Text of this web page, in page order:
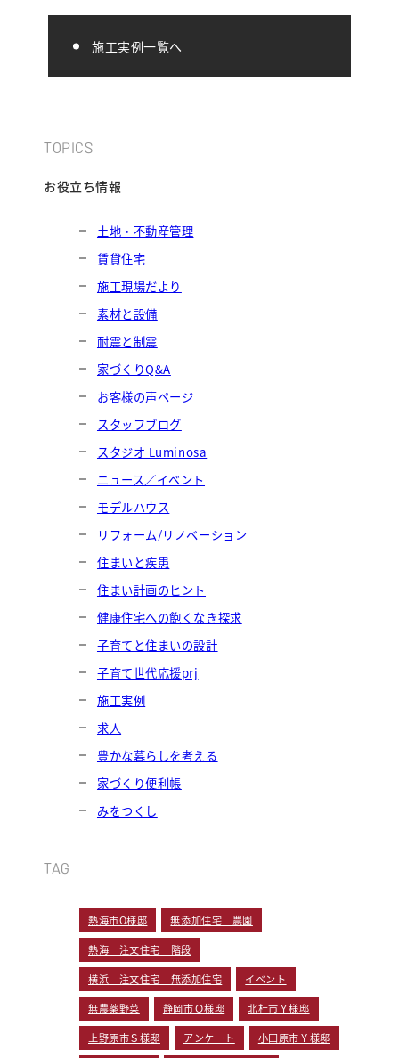
施工実例一覧へ
TOPICS
お役立ち情報
土地・不動産管理
賃貸住宅
施工現場だより
素材と設備
耐震と制震
家づくりQ&A
お客様の声ページ
スタッフブログ
スタジオ Luminosa
ニュース／イベント
モデルハウス
リフォーム/リノベーション
住まいと疾患
住まい計画のヒント
健康住宅への飽くなき探求
子育てと住まいの設計
子育て世代応援prj
施工実例
求人
豊かな暮らしを考える
家づくり便利帳
みをつくし
TAG
熱海市O様邸 無添加住宅 農園
熱海 注文住宅 階段
横浜 注文住宅 無添加住宅 イベント
無農薬野菜 静岡市Ｏ様邸 北杜市Ｙ様邸
上野原市Ｓ様邸 アンケート 小田原市Ｙ様邸